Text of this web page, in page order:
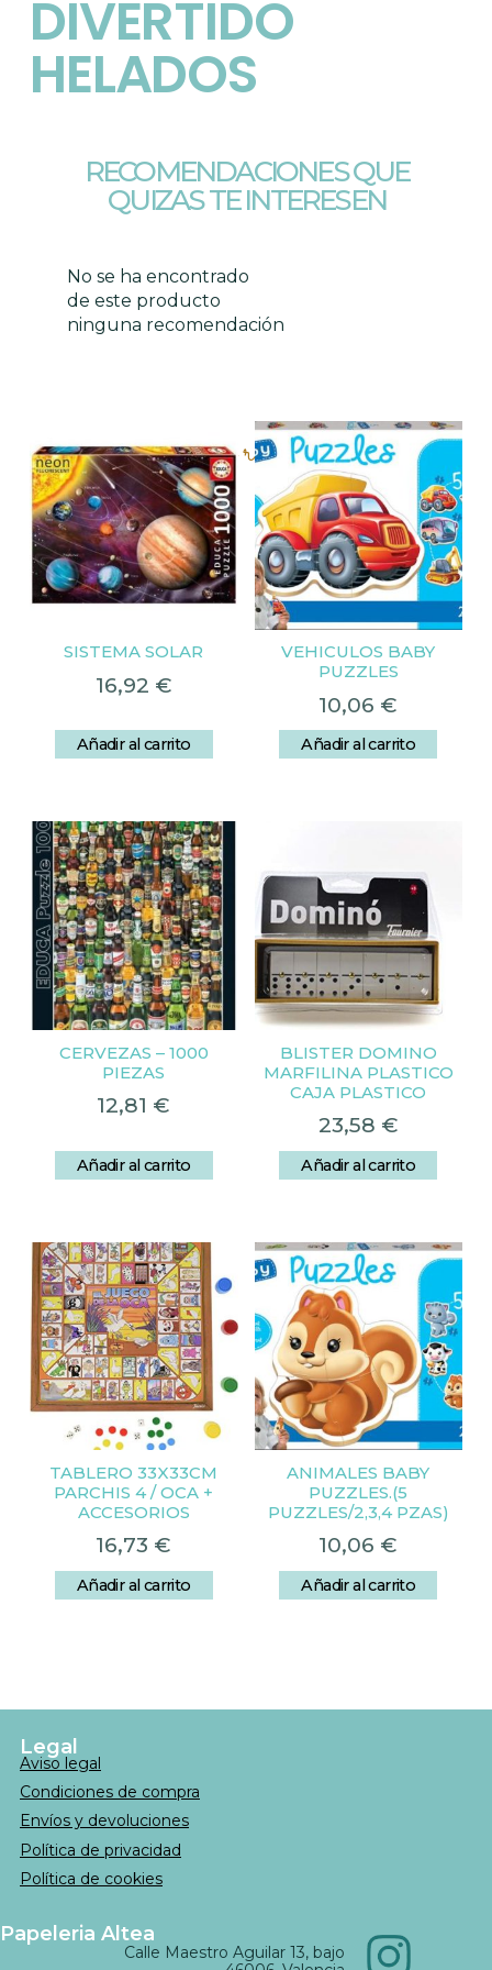
DIVERTIDO
HELADOS
RECOMENDACIONES QUE
QUIZAS TE INTERESEN
No se ha encontrado
de este producto
ninguna recomendación
Productos relacionados
SISTEMA SOLAR
16,92 €
Añadir al carrito
VEHICULOS BABY
PUZZLES
10,06 €
Añadir al carrito
CERVEZAS – 1000
PIEZAS
12,81 €
Añadir al carrito
BLISTER DOMINO
MARFILINA PLASTICO
CAJA PLASTICO
23,58 €
Añadir al carrito
TABLERO 33X33CM
PARCHIS 4 / OCA +
ACCESORIOS
16,73 €
Añadir al carrito
ANIMALES BABY
PUZZLES.(5
PUZZLES/2,3,4 PZAS)
10,06 €
Añadir al carrito
Legal
Aviso legal
Condiciones de compra
Envíos y devoluciones
Política de privacidad
Política de cookies
Papeleria Altea
Calle Maestro Aguilar 13, bajo